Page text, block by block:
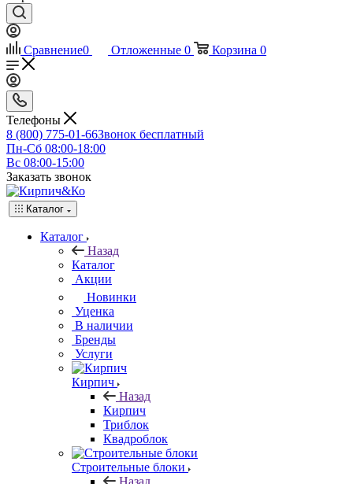
Сравнение0 Отложенные 0 Корзина 0
Телефоны
8 (800) 775-01-66Звонок бесплатный
Пн-Сб 08:00-18:00
Вс 08:00-15:00
Заказать звонок
Каталог
Каталог
Назад
Каталог
Акции
Новинки
Уценка
В наличии
Бренды
Услуги
Кирпич
Назад
Кирпич
Триблок
Квадроблок
Строительные блоки
Назад